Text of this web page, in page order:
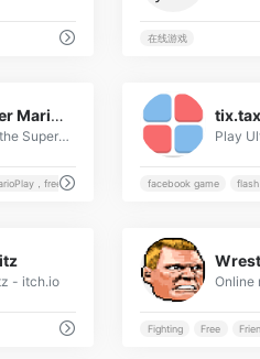
AR/VR site technologies WebGL Three.js PixiJS
在线游戏
Super Mario Game
Play the Super Mario Bros game online. All levels for Mario unblocked!
，freeSuperMario，Mariogame，Mario
tix.tax
facebook game flash
- itch.io
Fighting Free